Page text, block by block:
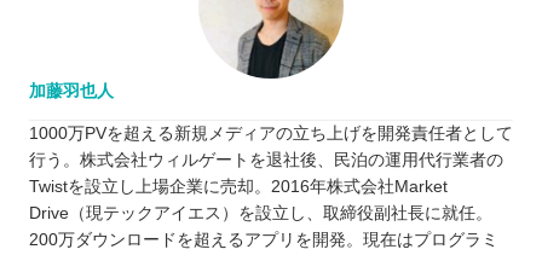
加藤羽也人
1000万PVを超える新規メディアの立ち上げを開発責任者として
行う。株式会社ウィルゲートを退社後、民泊の運用代行業者の
Twistを設立し上場企業に売却。2016年株式会社Market
Drive（現テックアイエス）を設立し、取締役副社長に就任。
200万ダウンロードを超えるアプリを開発。現在はプログラミ